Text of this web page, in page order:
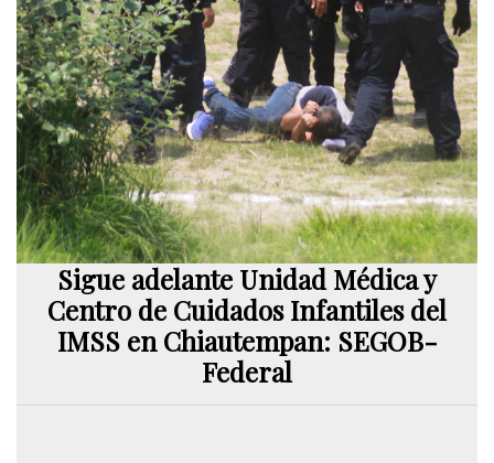
Sigue adelante Unidad Médica y
Centro de Cuidados Infantiles del
IMSS en Chiautempan: SEGOB-
Federal